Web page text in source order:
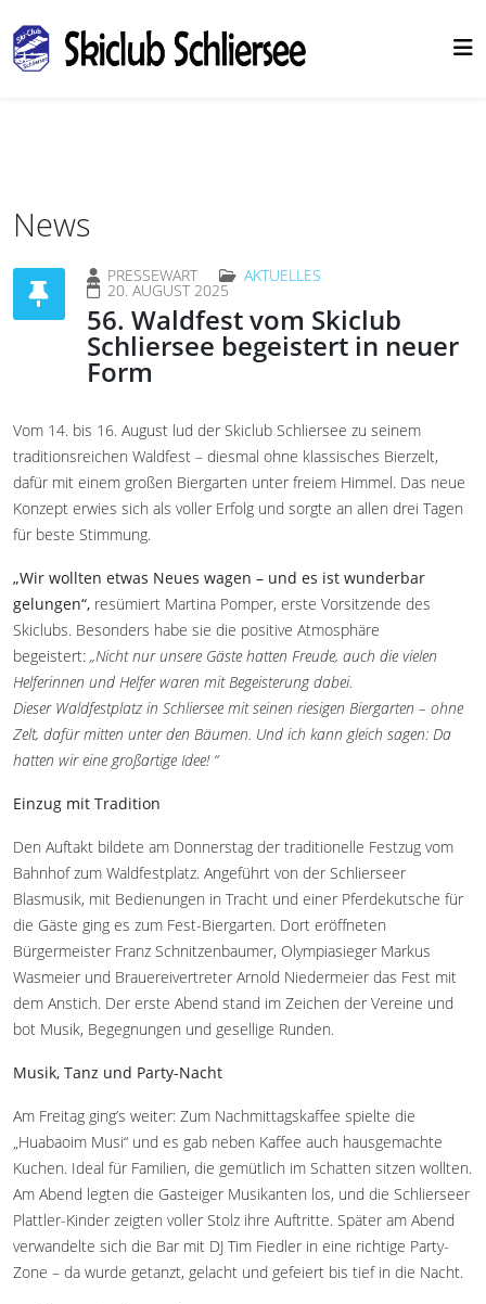
News
PRESSEWART AKTUELLES
20. AUGUST 2025
56. Waldfest vom Skiclub
Schliersee begeistert in neuer
Form
Vom 14. bis 16. August lud der Skiclub Schliersee zu seinem
traditionsreichen Waldfest – diesmal ohne klassisches Bierzelt,
dafür mit einem großen Biergarten unter freiem Himmel. Das neue
Konzept erwies sich als voller Erfolg und sorgte an allen drei Tagen
für beste Stimmung.
„Wir wollten etwas Neues wagen – und es ist wunderbar
gelungen“, resümiert Martina Pomper, erste Vorsitzende des
Skiclubs. Besonders habe sie die positive Atmosphäre
begeistert: „Nicht nur unsere Gäste hatten Freude, auch die vielen
Helferinnen und Helfer waren mit Begeisterung dabei.
Dieser Waldfestplatz in Schliersee mit seinen riesigen Biergarten – ohne
Zelt, dafür mitten unter den Bäumen. Und ich kann gleich sagen: Da
hatten wir eine großartige Idee!“
Einzug mit Tradition
Den Auftakt bildete am Donnerstag der traditionelle Festzug vom
Bahnhof zum Waldfestplatz. Angeführt von der Schlierseer
Blasmusik, mit Bedienungen in Tracht und einer Pferdekutsche für
die Gäste ging es zum Fest-Biergarten. Dort eröffneten
Bürgermeister Franz Schnitzenbaumer, Olympiasieger Markus
Wasmeier und Brauereivertreter Arnold Niedermeier das Fest mit
dem Anstich. Der erste Abend stand im Zeichen der Vereine und
bot Musik, Begegnungen und gesellige Runden.
Musik, Tanz und Party-Nacht
Am Freitag ging’s weiter: Zum Nachmittagskaffee spielte die
„Huabaoim Musi“ und es gab neben Kaffee auch hausgemachte
Kuchen. Ideal für Familien, die gemütlich im Schatten sitzen wollten.
Am Abend legten die Gasteiger Musikanten los, und die Schlierseer
Plattler-Kinder zeigten voller Stolz ihre Auftritte. Später am Abend
verwandelte sich die Bar mit DJ Tim Fiedler in eine richtige Party-
Zone – da wurde getanzt, gelacht und gefeiert bis tief in die Nacht.